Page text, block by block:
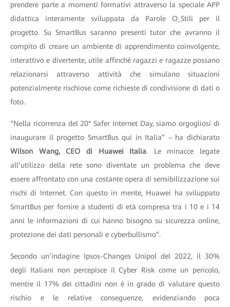
prendere parte a momenti formativi attraverso la speciale APP
didattica interamente sviluppata da Parole O_Stili per il
progetto. Su SmartBus saranno presenti tutor che avranno il
compito di creare un ambiente di apprendimento coinvolgente,
interattivo e divertente, utile affinché ragazzi e ragazze possano
relazionarsi attraverso attività che simulano situazioni
potenzialmente rischiose come richieste di condivisione di dati o
foto.
“Nella ricorrenza del 20° Safer Internet Day, siamo orgogliosi di
inaugurare il progetto SmartBus qui in Italia” – ha dichiarato
Wilson Wang, CEO di Huawei Italia. Le minacce legate
all’utilizzo della rete sono diventate un problema che deve
essere affrontato con una costante opera di sensibilizzazione sui
rischi di Internet. Con questo in mente, Huawei ha sviluppato
SmartBus per fornire a studenti di età compresa tra i 10 e i 14
anni le informazioni di cui hanno bisogno su sicurezza online,
protezione dei dati personali e cyberbullismo”.
Secondo un’indagine Ipsos-Changes Unipol del 2022, il 30%
degli Italiani non percepisce il Cyber Risk come un pericolo,
mentre il 17% dei cittadini non è in grado di valutare questo
rischio e le relative conseguenze, evidenziando poca